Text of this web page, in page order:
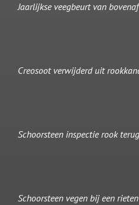
Jaarlijkse veegbeurt van bovenaf
Creosoot verwijderd uit
Schoorsteen inspectie rook
Schoorsteen vegen bij een